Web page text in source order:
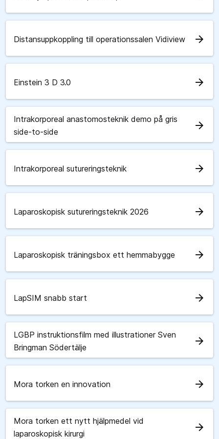
Distansuppkoppling till operationssalen Vidiview arrow_forward
Einstein 3 D 3.0 arrow_forward
Intrakorporeal anastomosteknik demo på gris
side-to-side
arrow_forward
Intrakorporeal sutureringsteknik arrow_forward
Laparoskopisk sutureringsteknik 2026 arrow_forward
Laparoskopisk träningsbox ett hemmabygge arrow_forward
LapSIM snabb start arrow_forward
LGBP instruktionsfilm med illustrationer Sven
Bringman Södertälje
arrow_forward
Mora torken en innovation arrow_forward
Mora torken ett nytt hjälpmedel vid
laparoskopisk kirurgi
arrow_forward